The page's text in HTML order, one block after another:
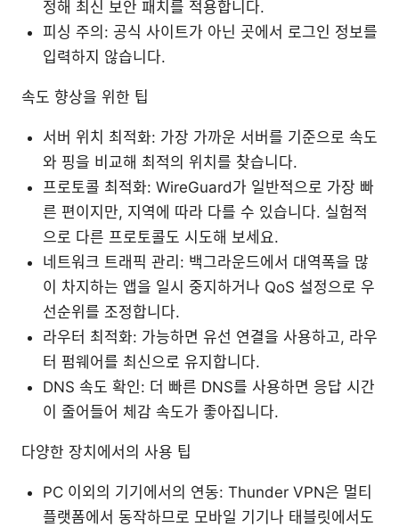
정해 최신 보안 패치를 적용합니다.
피싱 주의: 공식 사이트가 아닌 곳에서 로그인 정보를
입력하지 않습니다.
속도 향상을 위한 팁
서버 위치 최적화: 가장 가까운 서버를 기준으로 속도
와 핑을 비교해 최적의 위치를 찾습니다.
프로토콜 최적화: WireGuard가 일반적으로 가장 빠
른 편이지만, 지역에 따라 다를 수 있습니다. 실험적
으로 다른 프로토콜도 시도해 보세요.
네트워크 트래픽 관리: 백그라운드에서 대역폭을 많
이 차지하는 앱을 일시 중지하거나 QoS 설정으로 우
선순위를 조정합니다.
라우터 최적화: 가능하면 유선 연결을 사용하고, 라우
터 펌웨어를 최신으로 유지합니다.
DNS 속도 확인: 더 빠른 DNS를 사용하면 응답 시간
이 줄어들어 체감 속도가 좋아집니다.
다양한 장치에서의 사용 팁
PC 이외의 기기에서의 연동: Thunder VPN은 멀티
플랫폼에서 동작하므로 모바일 기기나 태블릿에서도